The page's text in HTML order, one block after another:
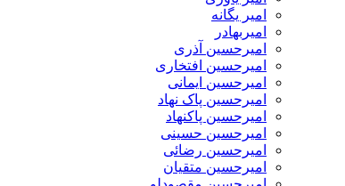
امیر یگانه
امیربهادر
امیرحسین آذری
امیرحسین افتخاری
امیرحسین ایمانی
امیرحسین پاک نهاد
امیرحسین پاکنهاد
امیرحسین حسینی
امیرحسین رضائی
امیرحسین متقیان